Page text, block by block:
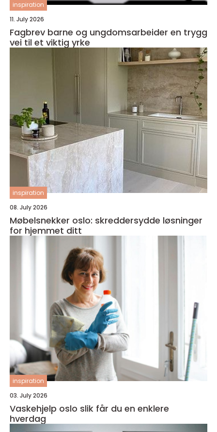
inspiration
11. July 2026
Fagbrev barne og ungdomsarbeider en trygg
vei til et viktig yrke
inspiration
08. July 2026
Møbelsnekker oslo: skreddersydde løsninger
for hjemmet ditt
inspiration
03. July 2026
Vaskehjelp oslo slik får du en enklere
hverdag